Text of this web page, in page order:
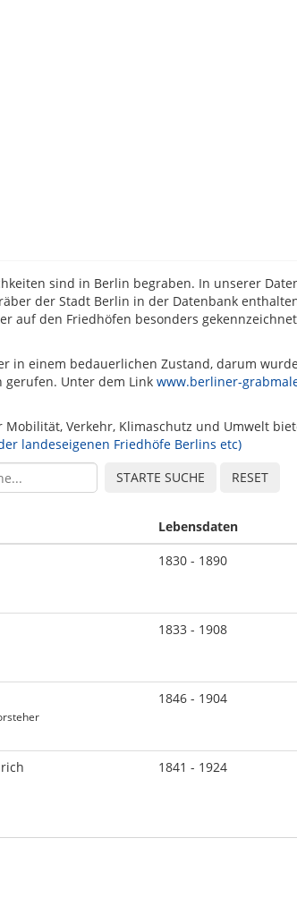
sind in Berlin begraben. In unserer
der Stadt Berlin in der Datenbank
auf den Friedhöfen besonders
in einem bedauerlichen Zustand, darum
gerufen. Unter dem Link www.berliner-
Verkehr, Klimaschutz und Umwelt
landeseigenen Friedhöfe Berlins etc)
Lebensdaten
1830 - 1890
1833 - 1908
1846 - 1904
1841 - 1924